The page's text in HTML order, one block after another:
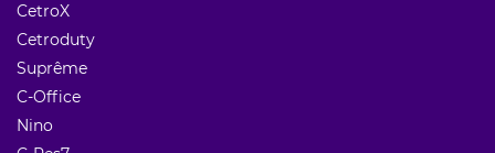
CetroX
Cetroduty
Suprême
C-Office
Nino